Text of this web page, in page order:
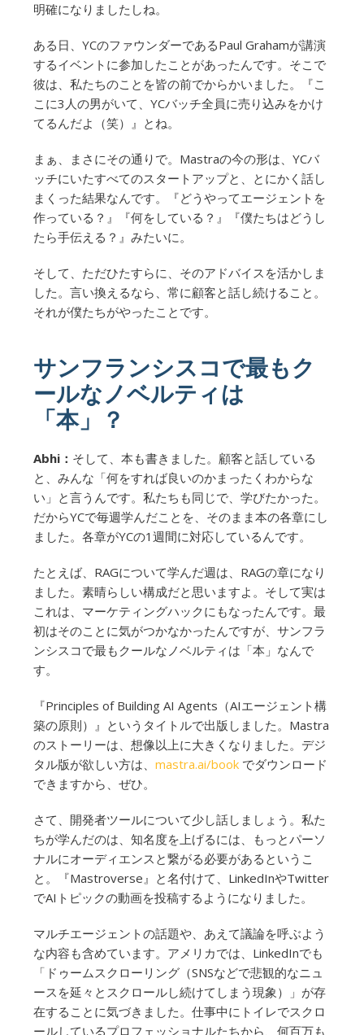
明確になりましたしね。
ある日、YCのファウンダーであるPaul Grahamが講演
するイベントに参加したことがあったんです。そこで
彼は、私たちのことを皆の前でからかいました。『こ
こに3人の男がいて、YCバッチ全員に売り込みをかけ
てるんだよ（笑）』とね。
まぁ、まさにその通りで。Mastraの今の形は、YCバ
ッチにいたすべてのスタートアップと、とにかく話し
まくった結果なんです。『どうやってエージェントを
作っている？』『何をしている？』『僕たちはどうし
たら手伝える？』みたいに。
そして、ただひたすらに、そのアドバイスを活かしま
した。言い換えるなら、常に顧客と話し続けること。
それが僕たちがやったことです。
サンフランシスコで最もク
ールなノベルティは
「本」？
Abhi： そして、本も書きました。顧客と話している
と、みんな「何をすれば良いのかまったくわからな
い」と言うんです。私たちも同じで、学びたかった。
だからYCで毎週学んだことを、そのまま本の各章にし
ました。各章がYCの1週間に対応しているんです。
たとえば、RAGについて学んだ週は、RAGの章になり
ました。素晴らしい構成だと思いますよ。そして実は
これは、マーケティングハックにもなったんです。最
初はそのことに気がつかなかったんですが、サンフラ
ンシスコで最もクールなノベルティは「本」なんで
す。
『Principles of Building AI Agents（AIエージェント構
築の原則）』というタイトルで出版しました。Mastra
のストーリーは、想像以上に大きくなりました。デジ
タル版が欲しい方は、 mastra.ai/book でダウンロード
できますから、ぜひ。
さて、開発者ツールについて少し話しましょう。私た
ちが学んだのは、知名度を上げるには、もっとパーソ
ナルにオーディエンスと繋がる必要があるというこ
と。『Mastroverse』と名付けて、LinkedInやTwitter
でAIトピックの動画を投稿するようになりました。
マルチエージェントの話題や、あえて議論を呼ぶよう
な内容も含めています。アメリカでは、LinkedInでも
「ドゥームスクローリング（SNSなどで悲観的なニュ
ースを延々とスクロールし続けてしまう現象）」が存
在することに気づきました。仕事中にトイレでスクロ
ールしているプロフェッショナルたちから、何百万も